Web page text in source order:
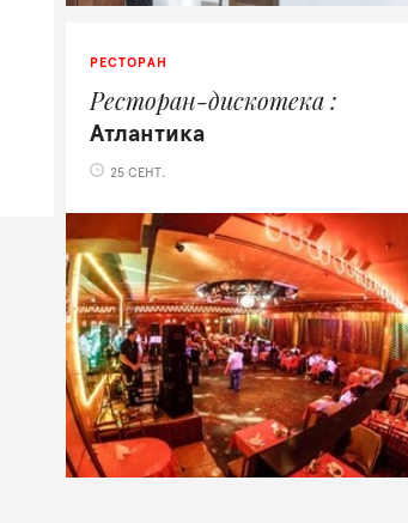
РЕСТОРАН
Ресторан-дискотека
Атлантика
25 СЕНТ.